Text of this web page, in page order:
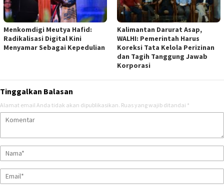
Menkomdigi Meutya Hafid:
Radikalisasi Digital Kini
Menyamar Sebagai Kepedulian
Kalimantan Darurat Asap,
WALHI: Pemerintah Harus
Koreksi Tata Kelola Perizinan
dan Tagih Tanggung Jawab
Korporasi
Tinggalkan Balasan
Alamat email Anda tidak akan dipublikasikan. Ruas yang wajib ditandai *